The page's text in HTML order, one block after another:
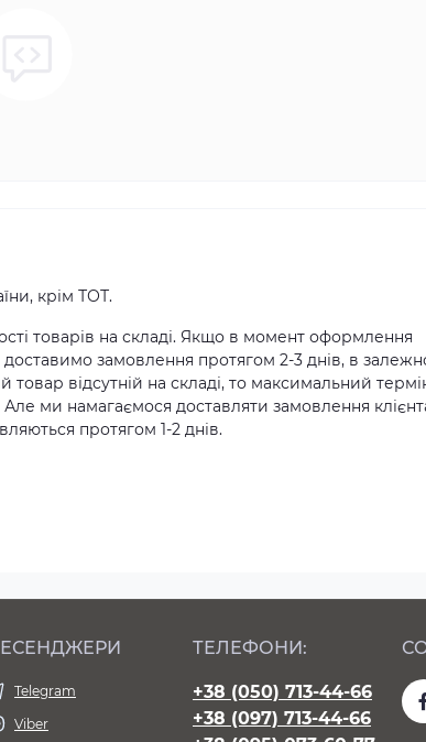
крім ТОТ.
товарів на складі. Якщо в момент оформлення
замовлення протягом 2-3 днів, в
відсутній на складі, то максимальний
ми намагаємося доставляти замовлення
протягом 1-2 днів.
Telegram
Viber
ТЕЛЕФОНИ:
+38 (050) 713-44-66
+38 (097) 713-44-66